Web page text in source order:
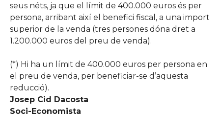
seus néts, ja que el límit de 400.000 euros és per
persona, arribant així el benefici fiscal, a una import
superior de la venda (tres persones dóna dret a
1.200.000 euros del preu de venda).
(*) Hi ha un límit de 400.000 euros per persona en
el preu de venda, per beneficiar-se d’aquesta
reducció).
Josep Cid Dacosta
Soci-Economista